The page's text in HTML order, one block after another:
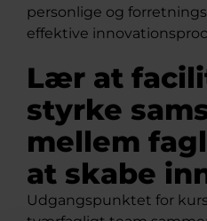
personlige og
effektive
Lær at
styrke
mellem
at skabe
Udgangspunktet for